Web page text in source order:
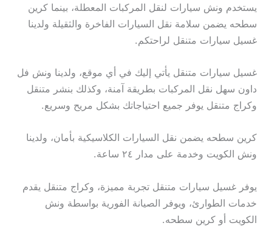
يستخدم ونش سيارات لنقل المركبات المعطلة، بينما كرين
سطحه يضمن سلامة نقل السيارات الفاخرة والثقيلة ولدينا
غسيل سيارات متنقل لراحتكم.
غسيل سيارات متنقل يأتي إليك في أي موقع، ولدينا ونش فل
داون سهل نقل المركبات بطريقة آمنة، وكذلك بنشر متنقل
وكراج متنقل يوفر جميع احتياجاتك بشكل مريح وسريع.
كرين سطحه يضمن نقل السيارات الكلاسيكية بأمان، ولدينا
ونش الكويت وخدمة على مدار ٢٤ ساعة.
يوفر غسيل سيارات متنقل تجربة مميزة، وكراج متنقل يقدم
خدمات الطوارئ، ويوفر الصيانة الفورية بواسطة ونش
الكويت أو كرين سطحه.